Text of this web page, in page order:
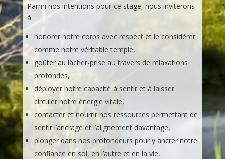
Parmi nos intentions pour ce stage, nous inviterons
à :
honorer notre corps avec respect et le considérer
comme notre véritable temple,
goûter au lâcher-prise au travers de relaxations
profondes,
déployer notre capacité à sentir et à laisser
circuler notre énergie vitale,
contacter et nourrir nos ressources permettant de
sentir l’ancrage et l’alignement davantage,
plonger dans nos profondeurs pour y ancrer notre
confiance en soi, en l’autre et en la vie,